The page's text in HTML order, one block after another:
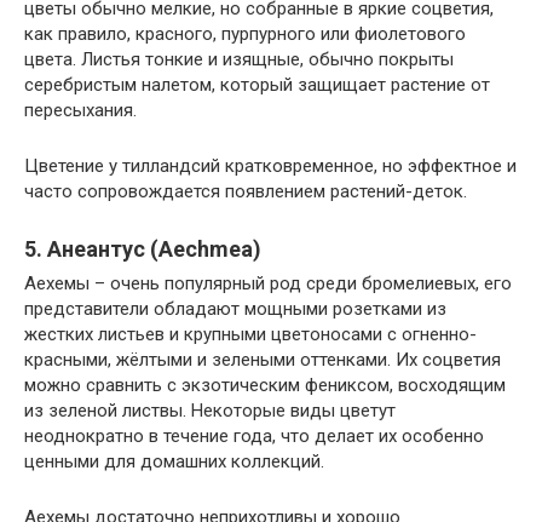
цветы обычно мелкие, но собранные в яркие соцветия,
как правило, красного, пурпурного или фиолетового
цвета. Листья тонкие и изящные, обычно покрыты
серебристым налетом, который защищает растение от
пересыхания.
Цветение у тилландсий кратковременное, но эффектное и
часто сопровождается появлением растений-деток.
5. Анеантус (Aechmea)
Аехемы – очень популярный род среди бромелиевых, его
представители обладают мощными розетками из
жестких листьев и крупными цветоносами с огненно-
красными, жёлтыми и зелеными оттенками. Их соцветия
можно сравнить с экзотическим фениксом, восходящим
из зеленой листвы. Некоторые виды цветут
неоднократно в течение года, что делает их особенно
ценными для домашних коллекций.
Аехемы достаточно неприхотливы и хорошо